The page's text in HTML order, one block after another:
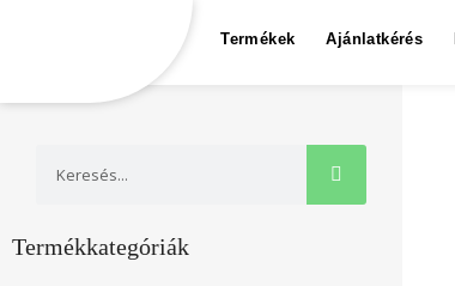
Termékek Ajánlatkérés
Termékkategóriák